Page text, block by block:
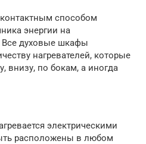
способом
энергии на
Все духовые шкафы
нагревателей, которые
внизу, по бокам, а иногда
электрическими
расположены в любом